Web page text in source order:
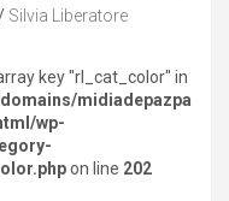
Silvia Liberatore
key "rl_cat_color" in
midiadepazpa
wp-
on line 202